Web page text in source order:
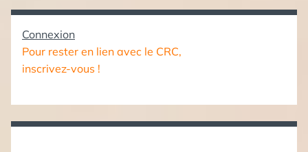
Connexion
Pour rester en lien avec le CRC,
inscrivez-vous !